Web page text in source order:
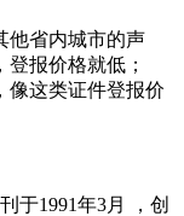
他省内城市的声
报价格就低；
像这类证件登报价
于1991年3月 ，创